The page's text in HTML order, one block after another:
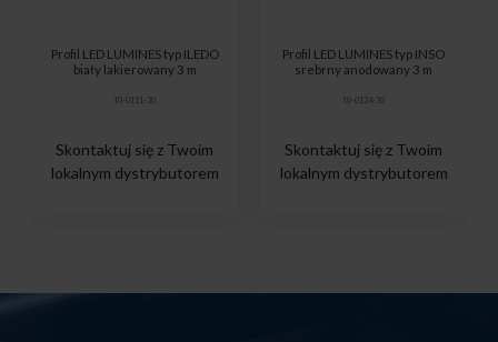
Profil LED LUMINES typ ILEDO
biały lakierowany 3 m
10-0111-30
Skontaktuj się z Twoim
lokalnym dystrybutorem
Profil LED LUMINES typ INSO
srebrny anodowany 3 m
10-0124-30
Skontaktuj się z Twoim
lokalnym dystrybutorem